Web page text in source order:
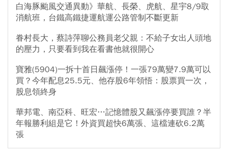
白海豚颱風交通異動》華航、長榮、虎航、星宇8/9取
消航班，台鐵高鐵捷運航運公路管制不斷更新
眷村長大，蔡詩萍聊公務員老父親：不給子女出人頭地
的壓力，只要看到我在看書他就很開心
寶雅(5904)一拆十首日飆漲停！一張79萬變7.9萬可以
買？今年配息25.5元、他存股6年領悟：股票買一次，
股息領終身
華邦電、南亞科、旺宏…記憶體股又飆漲停要買誰？半
年報勝利組是它！外資買超快6萬張、這檔連砍6.2萬
張